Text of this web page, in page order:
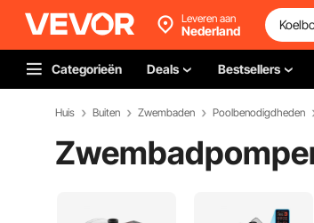
Leveren aan
Nederland
Categorieën Deals Bestsellers
Huis Buiten Zwembaden Poolbenodigdheden